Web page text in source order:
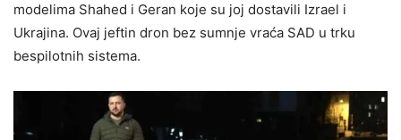
modelima Shahed i Geran koje su joj dostavili Izrael i
Ukrajina. Ovaj jeftin dron bez sumnje vraća SAD u trku
bespilotnih sistema.